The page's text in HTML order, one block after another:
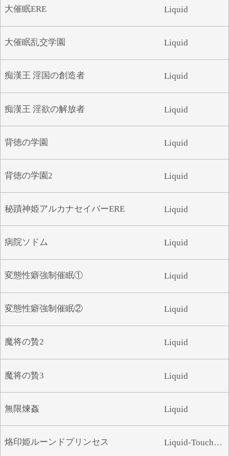
大催眠ERE Liquid
大催眠乱交学園 Liquid
痴漢王 淫国の創造者 Liquid
痴漢王 淫欲の解放者 Liquid
背徳の学園 Liquid
背徳の学園2 Liquid
秘蹟神姫アルカナセイバーERE Liquid
病院ソドム Liquid
変態性癖強制催眠① Liquid
変態性癖強制催眠② Liquid
魔将の贄2 Liquid
魔将の贄3 Liquid
無限煉姦 Liquid
烙印姫ルーンドプリンセス Liquid-Touchable